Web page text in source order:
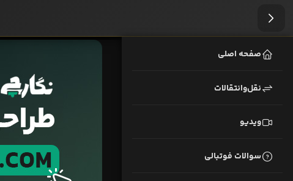
صفحه اصلی
نقل‌وانتقالات
ویدیو
سوالات فوتبالی